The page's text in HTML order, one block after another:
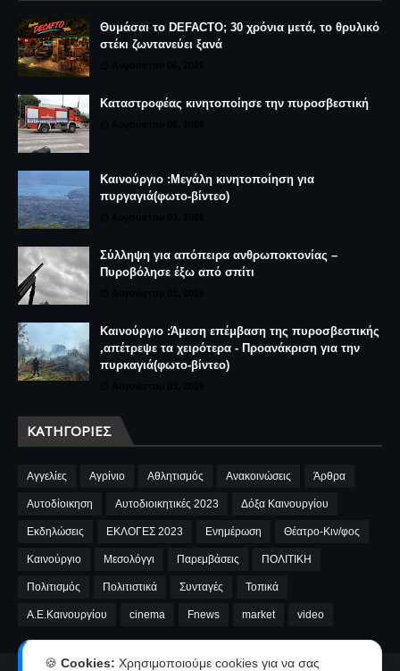
Θυμάσαι το DEFACTO; 30 χρόνια μετά, το θρυλικό
στέκι ζωντανεύει ξανά
Καταστροφέας κινητοποίησε την πυροσβεστική
Καινούργιο :Μεγάλη κινητοποίηση για
πυργαγιά(φωτο-βίντεο)
Σύλληψη για απόπειρα ανθρωποκτονίας –
Πυροβόλησε έξω από σπίτι
Καινούργιο :Άμεση επέμβαση της πυροσβεστικής
,απέτρεψε τα χειρότερα - Προανάκριση για την
πυρκαγιά(φωτο-βίντεο)
ΚΑΤΗΓΟΡΊΕΣ
Αγγελίες Αγρίνιο Αθλητισμός Ανακοινώσεις Άρθρα
Αυτοδίοικηση Αυτοδιοικητικές 2023 Δόξα Καινουργίου
Εκδηλώσεις ΕΚΛΟΓΕΣ 2023 Ενημέρωση Θέατρο-Κιν/φος
Καινούργιο Μεσολόγγι Παρεμβάσεις ΠΟΛΙΤΙΚΗ
Πολιτισμός Πολιτιστικά Συνταγές Τοπικά
A.E.Καινουργίου cinema Fnews market video
🍪 Cookies: Χρησιμοποιούμε cookies για να σας